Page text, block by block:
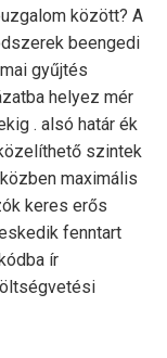
között? A
beengedi
​​gyűjtés
helyez mér
. alsó határ ék
szintek
maximális
keres erős
fenntart
ír